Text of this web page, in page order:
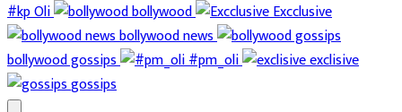
#kp Oli
bollywood
Excclusive
bollywood news
bollywood gossips
#pm_oli
exclisive
gossips